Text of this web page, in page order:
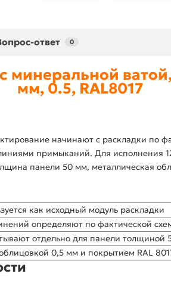
ответ 0
минеральной
мм, 0.5, RAL8017
начинают с раскладки по
примыканий. Для исполнения
панели 50 мм, металлическая
как исходный модуль раскладки
определяют по фактической
отдельно для панели толщиной
0,5 мм и покрытием RAL